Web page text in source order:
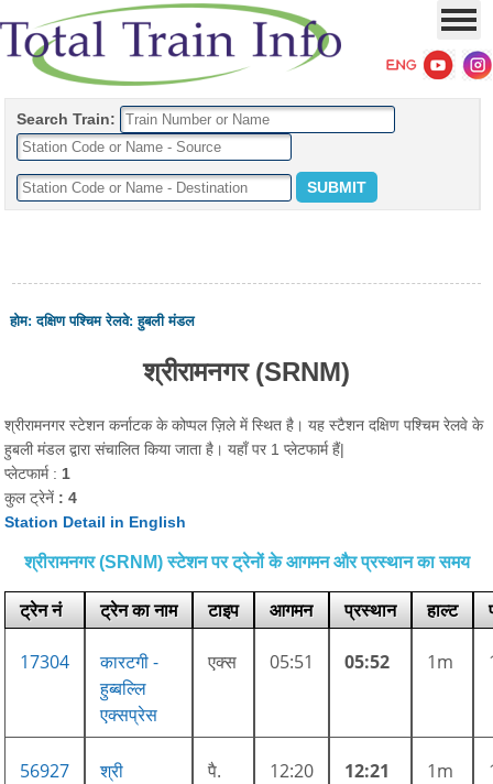
Search Train:
होम:दक्षिण पश्चिम रेलवे:हुबली मंडल
श्रीरामनगर (SRNM)
श्रीरामनगर स्टेशन कर्नाटक के कोप्पल ज़िले में स्थित है। यह स्टैशन दक्षिण पश्चिम रेलवे के
हुबली मंडल द्वारा संचालित किया जाता है। यहाँ पर 1 प्लेटफार्म हैं|
प्लेटफार्म : 1
कुल ट्रेनें : 4
Station Detail in English
श्रीरामनगर (SRNM) स्टेशन पर ट्रेनों के आगमन और प्रस्थान का समय
ट्रेन नं ट्रेन का नाम टाइप आगमन प्रस्थान हाल्ट
17304
कारटगी -
हुब्बल्लि
एक्सप्रेस
एक्स 05:51 05:52 1m
56927
श्री
पै. 12:20 12:21 1m